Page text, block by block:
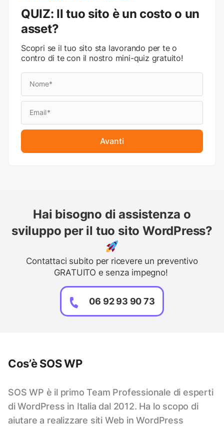
QUIZ: Il tuo sito è un costo o un
asset?
Scopri se il tuo sito sta lavorando per te o
contro di te con il nostro mini-quiz gratuito!
Avanti
Hai bisogno di assistenza o
sviluppo per il tuo sito WordPress?
Contattaci subito per ricevere un preventivo
GRATUITO e senza impegno!
06 92 93 90 73
Cos’è SOS WP
SOS WP è il primo Team Professionale di esperti
di WordPress in Italia dal 2012. Ha lo scopo di
aiutare a realizzare siti Web in WordPress